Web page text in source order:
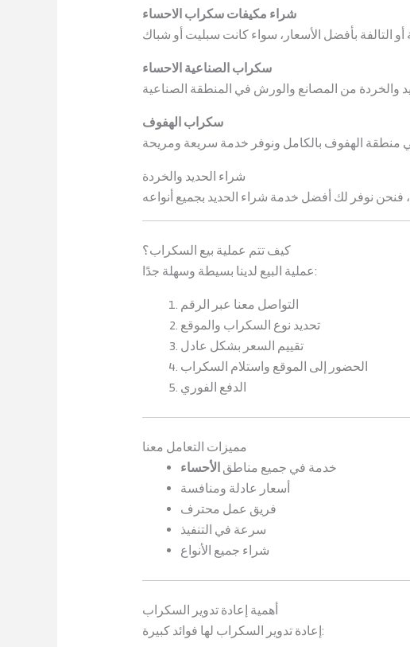
شراء مكيفات سكراب الاحساء
سكراب الصناعية الاحساء
سكراب الهفوف
شراء الحديد والخردة
كيف تتم عملية بيع السكراب؟
عملية البيع لدينا بسيطة وسهلة جدًا:
التواصل معنا عبر الرقم
تحديد نوع السكراب والموقع
تقييم السعر بشكل عادل
الحضور إلى الموقع واستلام السكراب
الدفع الفوري
مميزات التعامل معنا
خدمة في جميع مناطق الأحساء
أسعار عادلة ومنافسة
فريق عمل محترف
سرعة في التنفيذ
شراء جميع الأنواع
أهمية إعادة تدوير السكراب
إعادة تدوير السكراب لها فوائد كبيرة: